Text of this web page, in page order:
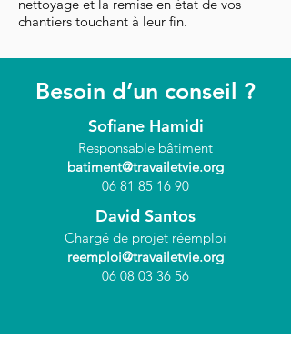
nettoyage et la remise en état de vos
chantiers touchant à leur fin.
Besoin d’un conseil ?
Sofiane Hamidi
Responsable bâtiment
batiment@travailetvie.org
06 81 85 16 90
David Santos
Chargé de projet réemploi
reemploi@travailetvie.org
06 08 03 36 56